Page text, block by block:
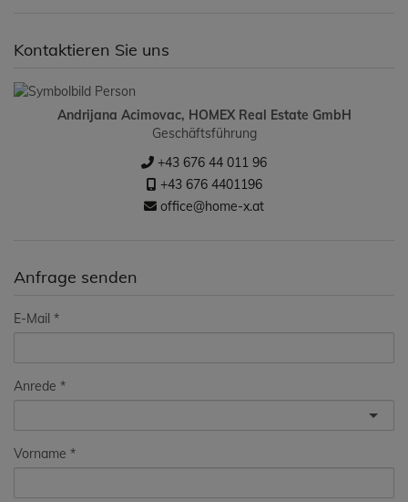
Kontaktieren Sie uns
Andrijana Acimovac, HOMEX Real Estate GmbH
Geschäftsführung
+43 676 44 011 96
+43 676 4401196
office@home-x.at
Anfrage senden
E-Mail
Anrede
Vorname